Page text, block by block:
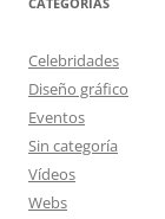
Celebridades
Diseño gráfico
Eventos
Sin categoría
Vídeos
Webs